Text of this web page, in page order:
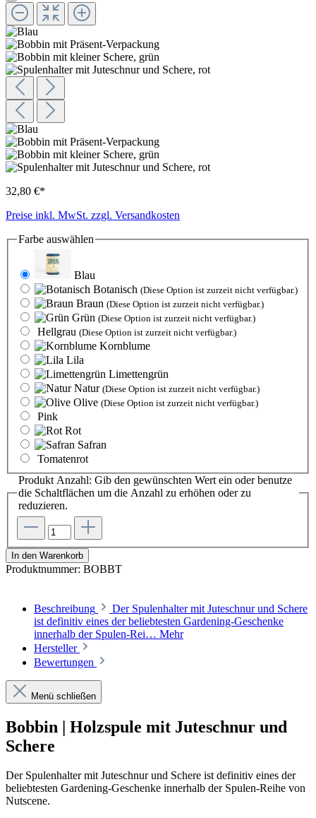
32,80 €*
Preise inkl. MwSt. zzgl. Versandkosten
Farbe auswählen
Blau
Botanisch (Diese Option ist zurzeit nicht verfügbar.)
Braun (Diese Option ist zurzeit nicht verfügbar.)
Grün (Diese Option ist zurzeit nicht verfügbar.)
Hellgrau (Diese Option ist zurzeit nicht verfügbar.)
Kornblume
Lila
Limettengrün
Natur (Diese Option ist zurzeit nicht verfügbar.)
Olive (Diese Option ist zurzeit nicht verfügbar.)
Pink
Rot
Safran
Tomatenrot
Produkt Anzahl: Gib den gewünschten Wert ein oder benutze
die Schaltflächen um die Anzahl zu erhöhen oder zu
reduzieren.
In den Warenkorb
Produktnummer: BOBBT
Beschreibung
Der Spulenhalter mit Juteschnur und Schere
ist definitiv eines der beliebtesten Gardening-Geschenke
innerhalb der Spulen-Rei… Mehr
Hersteller
Bewertungen
Menü schließen
Bobbin | Holzspule mit Juteschnur und
Schere
Der Spulenhalter mit Juteschnur und Schere ist definitiv eines der
beliebtesten Gardening-Geschenke innerhalb der Spulen-Reihe von
Nutscene.